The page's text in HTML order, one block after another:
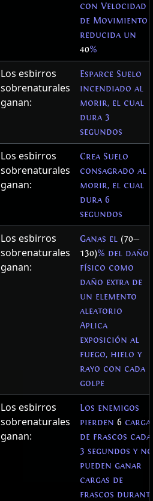
con Velocidad
de Movimiento
reducida un
40%
Los esbirros
sobrenaturales
ganan:
Esparce Suelo
incendiado al
morir, el cual
dura 3
segundos
Los esbirros
sobrenaturales
ganan:
Crea Suelo
consagrado al
morir, el cual
dura 6
segundos
Los esbirros
sobrenaturales
ganan:
Ganas el (70—
130)% del daño
físico como
daño extra de
un elemento
aleatorio
Aplica
exposición al
fuego, hielo y
rayo con cada
golpe
Los esbirros
sobrenaturales
ganan:
Los enemigos
pierden 6
de frascos cada
3 segundos y no
pueden ganar
cargas de
frascos